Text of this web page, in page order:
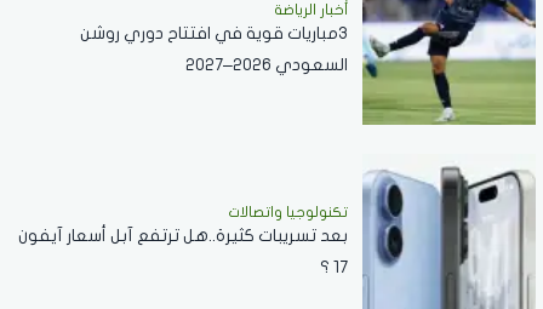
أخبار الرياضة
3مباريات قوية في افتتاح دوري روشن
السعودي 2026–2027
تكنولوجيا واتصالات
بعد تسريبات كثيرة..هل ترتفع آبل أسعار آيفون
17 ؟